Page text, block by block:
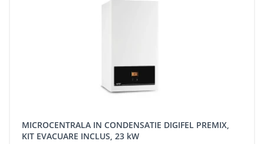
MICROCENTRALA IN CONDENSATIE DIGIFEL PREMIX,
KIT EVACUARE INCLUS, 23 kW